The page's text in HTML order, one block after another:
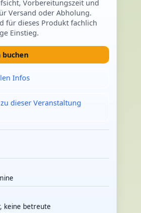
Vorbereitungszeit und
Versand oder Abholung.
für dieses Produkt fachlich
Einstieg.
buchen
Infos
dieser Veranstaltung
keine betreute